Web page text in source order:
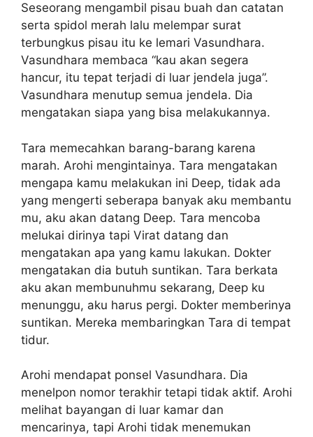
Seseorang mengambil pisau buah dan catatan
serta spidol merah lalu melempar surat
terbungkus pisau itu ke lemari Vasundhara.
Vasundhara membaca “kau akan segera
hancur, itu tepat terjadi di luar jendela juga”.
Vasundhara menutup semua jendela. Dia
mengatakan siapa yang bisa melakukannya.
Tara memecahkan barang-barang karena
marah. Arohi mengintainya. Tara mengatakan
mengapa kamu melakukan ini Deep, tidak ada
yang mengerti seberapa banyak aku membantu
mu, aku akan datang Deep. Tara mencoba
melukai dirinya tapi Virat datang dan
mengatakan apa yang kamu lakukan. Dokter
mengatakan dia butuh suntikan. Tara berkata
aku akan membunuhmu sekarang, Deep ku
menunggu, aku harus pergi. Dokter memberinya
suntikan. Mereka membaringkan Tara di tempat
tidur.
Arohi mendapat ponsel Vasundhara. Dia
menelpon nomor terakhir tetapi tidak aktif. Arohi
melihat bayangan di luar kamar dan
mencarinya, tapi Arohi tidak menemukan